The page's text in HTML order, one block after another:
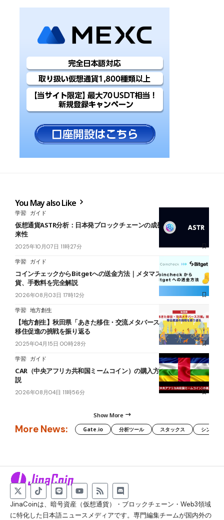
You May also Like
学習 ガイド
仮想通貨ASTR分析：日本発ブロックチェーンの成長から読み解く将
来性
2025年10月07日 11時27分
学習 ガイド
コインチェックからBitgetへの送金方法｜メタマスク経由の対応通
貨、手数料を完全解説
2026年08月03日 17時12分
学習 地方創生
【地方創生】秋田県「あきた移住・交流メタバース万博」閉幕――
移住促進の挑戦を振り返る
2025年04月15日 00時28分
学習 ガイド
CAR（中央アフリカ共和国ミームコイン）の購入方法｜買い方を解
説
2026年08月04日 11時56分
Show More
More News: Gate.io 分析ツール スタックス シンボル
JinaCoinは、暗号資産（仮想通貨）・ブロックチェーン・Web3領域
に特化した日本語ニュースメディアです。専門編集チームが国内外の